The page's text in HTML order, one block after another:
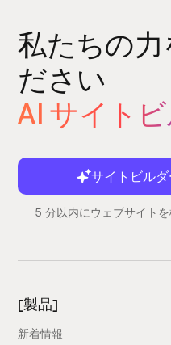
私たちの力
ださい
AI サイト
サイトビル
5 分以内にウェブサイト
[製品]
新着情報